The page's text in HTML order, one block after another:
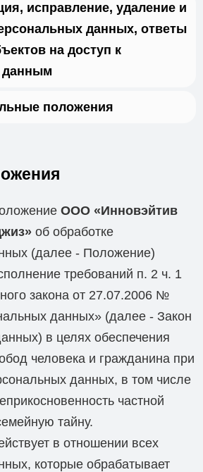
исправление, удаление и
данных, ответы
на доступ к
данным
положения
ООО «Инновэйтив
об обработке
(далее - Положение)
требований п. 2 ч. 1
закона от 27.07.2006 №
данных» (далее - Закон
в целях обеспечения
человека и гражданина при
данных, в том числе
частной
тайну.
в отношении всех
которые обрабатывает